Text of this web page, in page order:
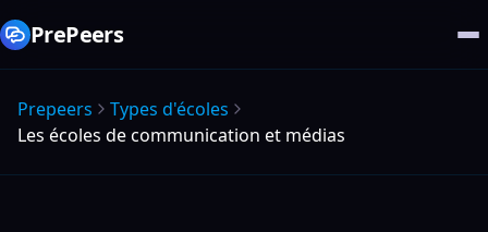
PrePeers
Prepeers
Types d'écoles
Les écoles de communication et médias